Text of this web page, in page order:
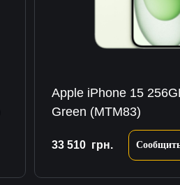
Apple iPhone 15
Green (MTM83)
33 510 грн.